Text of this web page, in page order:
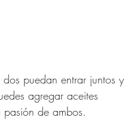
puedan entrar juntos y
agregar aceites
de ambos.